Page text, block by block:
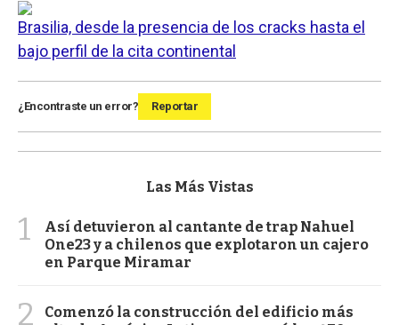
Brasilia, desde la presencia de los cracks hasta el
bajo perfil de la cita continental
¿Encontraste un error? Reportar
Las Más Vistas
1
Así detuvieron al cantante de trap Nahuel
One23 y a chilenos que explotaron un cajero
en Parque Miramar
2
Comenzó la construcción del edificio más